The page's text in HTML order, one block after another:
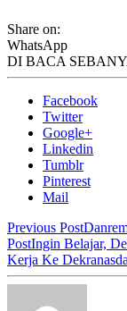
Share on:
WhatsApp
DI BACA
Facebook
Twitter
Google+
Linkedin
Tumblr
Pinterest
Mail
Previous Post
PostIngin Belajar,
Kerja Ke